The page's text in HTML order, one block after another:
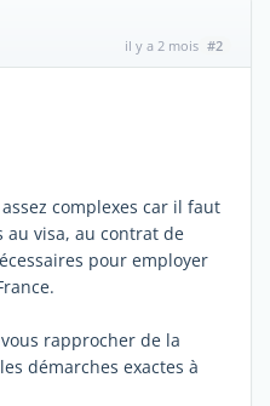
il y a 2 mois #2
complexes car il faut
au visa, au contrat de
pour employer
rapprocher de la
démarches exactes à